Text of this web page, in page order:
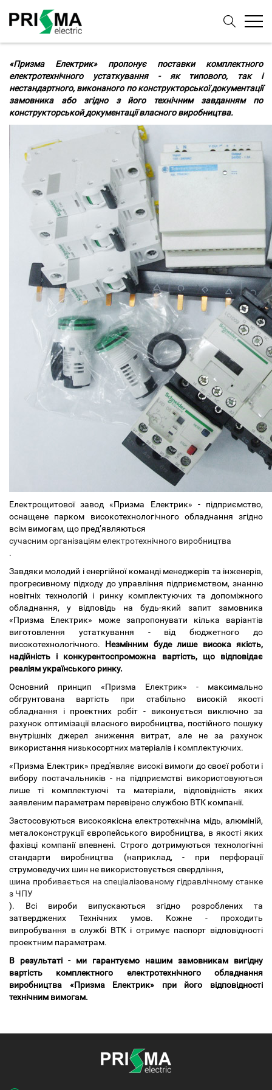
«Призма Електрик» пропонує поставки комплектного
електротехнічного устаткування - як типового, так і
нестандартного, виконаного по конструкторської документації
замовника або згідно з його технічним завданням по
конструкторськойдокументації власного виробництва.
Електрощитової завод «Призма Електрик» - підприємство,
оснащене парком високотехнологічного обладнання згідно
всім вимогам, що пред’являються
сучасним організаціям електротехнічного виробництва
.
Завдяки молодий і енергійної команді менеджерів та інженерів,
прогресивному підходу до управління підприємством, знанню
новітніх технологій і ринку комплектуючих та допоміжного
обладнання, у відповідь на будь-який запит замовника
«Призма Електрик» може запропонувати кілька варіантів
виготовлення устаткування - від бюджетного до
високотехнологічного. Незмінним буде лише висока якість,
надійність і конкурентоспроможна вартість, що відповідає
реаліям українського ринку.
Основний принцип «Призма Електрик» - максимально
обгрунтована вартість при стабільно високій якості
обладнання і проектних робіт - виконується виключно за
рахунок оптимізації власного виробництва, постійного пошуку
внутрішніх джерел зниження витрат, але не за рахунок
використання низькосортних матеріалів і комплектуючих.
«Призма Електрик» пред'являє високі вимоги до своєї роботи і
вибору постачальників - на підприємстві використовуються
лише ті комплектуючі та матеріали, відповідність яких
заявленим параметрам перевірено службою ВТК компанії.
Застосовуються високоякісна електротехнічна мідь, алюміній,
металоконструкції європейського виробництва, в якості яких
фахівці компанії впевнені. Строго дотримуються технологічні
стандарти виробництва (наприклад, - при перфорації
струмоведучих шин не використовується свердління,
шина пробивається на спеціалізованому гідравлічному станке
з ЧПУ
). Всі вироби випускаються згідно розроблених та
затверджених Технічних умов. Кожне - проходить
випробування в службі ВТК і отримує паспорт відповідності
проектним параметрам.
В результаті - ми гарантуємо нашим замовникам вигідну
вартість комплектного електротехнічного обладнання
виробництва «Призма Електрик» при його відповідності
технічним вимогам.